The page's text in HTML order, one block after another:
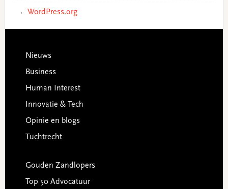
WordPress.org
Footer
Nieuws
Business
Human Interest
Innovatie & Tech
Opinie en blogs
Tuchtrecht
Gouden Zandlopers
Top 50 Advocatuur